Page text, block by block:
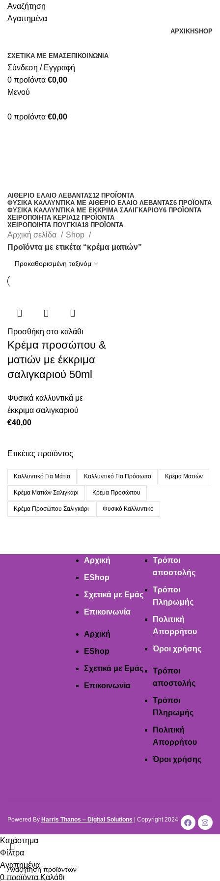
Αναζήτηση
Αγαπημένα
ΑΡΧΙΚΗSHOP
ΣΧΕΤΙΚΑ ΜΕ ΕΜΑΣΕΠΙΚΟΙΝΩΝΙΑ
Σύνδεση / Εγγραφή
0 προϊόντα €0,00
Μενού
0 προϊόντα €0,00
ΑΙΘΈΡΙΟ ΈΛΑΙΟ ΛΕΒΆΝΤΑΣ12 ΠΡΟΪΌΝΤΑ
ΦΥΣΙΚΆ ΚΑΛΛΥΝΤΙΚΆ ΜΕ ΑΙΘΈΡΙΟ ΈΛΑΙΟ ΛΕΒΆΝΤΑΣ6 ΠΡΟΪΌΝΤΑ
ΦΥΣΙΚΆ ΚΑΛΛΥΝΤΙΚΆ ΜΕ ΈΚΚΡΙΜΑ ΣΑΛΙΓΚΑΡΙΟΎ6 ΠΡΟΪΌΝΤΑ
ΧΕΙΡΟΠΟΊΗΤΑ ΚΕΡΙΆ12 ΠΡΟΪΌΝΤΑ
ΧΕΙΡΟΠΟΊΗΤΑ ΠΟΥΓΚΙΆ18 ΠΡΟΪΌΝΤΑ
Ετικέτες προϊόντος
Καλλυντικό Για Μάτια Καλλυντικό Για Πρόσωπο Κρέμα Ματιών
Κρέμα Ματιών Σαλιγκάρι Κρέμα Προσώπου
Κρέμα Προσώπου Σαλιγκάρι Φυσικό Καλλυντικό
Αρχική σελίδα
Shop
Προϊόντα με ετικέτα “κρέμα ματιών”
Προσθήκη στο καλάθι
Κρέμα προσώπου &
ματιών με έκκριμα
σαλιγκαριού 50ml
Φυσικά καλλυντικά με
έκκριμα σαλιγκαριού
€40,00
Αρχική
EShop
Σχετικά με Εμάς
Επικοινωνία
Αρχική
EShop
Σχετικά με Εμάς
Επικοινωνία
Τρόποι
αποστολής
Τρόποι
Πληρωμής
Πολιτική
Απορρήτου
Όροι χρήσης
Τρόποι
αποστολής
Τρόποι
Πληρωμής
Πολιτική
Απορρήτου
Όροι χρήσης
Powered By Harris Thanos – Digital Solutions | Copyright2024
Κατάστημα
Φίλτρα
Αγαπημένα
0 προϊόντα Καλάθι